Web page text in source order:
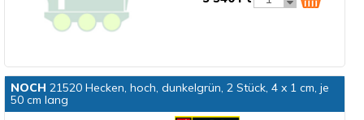
NOCH 21520 Hecken, hoch, dunkelgrün, 2 Stück, 4 x 1 cm, je
50 cm lang